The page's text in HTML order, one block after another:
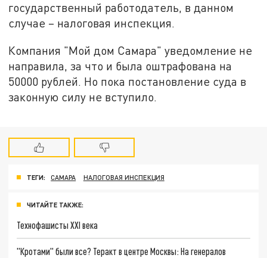
государственный работодатель, в данном
случае – налоговая инспекция.
Компания "Мой дом Самара" уведомление не
направила, за что и была оштрафована на
50000 рублей. Но пока постановление суда в
законную силу не вступило.
ТЕГИ: САМАРА НАЛОГОВАЯ ИНСПЕКЦИЯ
ЧИТАЙТЕ ТАКЖЕ:
Технофашисты XXI века
"Кротами" были все? Теракт в центре Москвы: На генералов